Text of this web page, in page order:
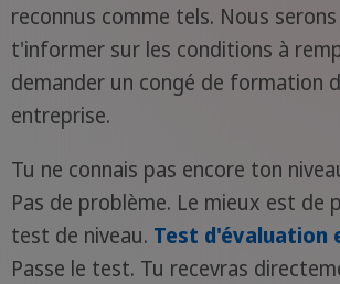
reconnus comme tels. Nous
t'informer sur les conditions à
demander un congé de formation
entreprise.
Tu ne connais pas encore ton
Pas de problème. Le mieux est de
test de niveau. Test d'évaluation
Passe le test. Tu recevras